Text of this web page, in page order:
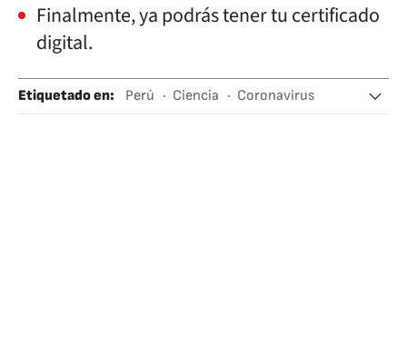
Finalmente, ya podrás tener tu certificado
digital.
Etiquetado en: Perú Ciencia
Coronavirus